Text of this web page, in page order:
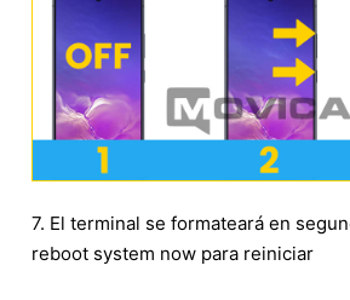
7. El terminal se formateará en
reboot system now para reiniciar